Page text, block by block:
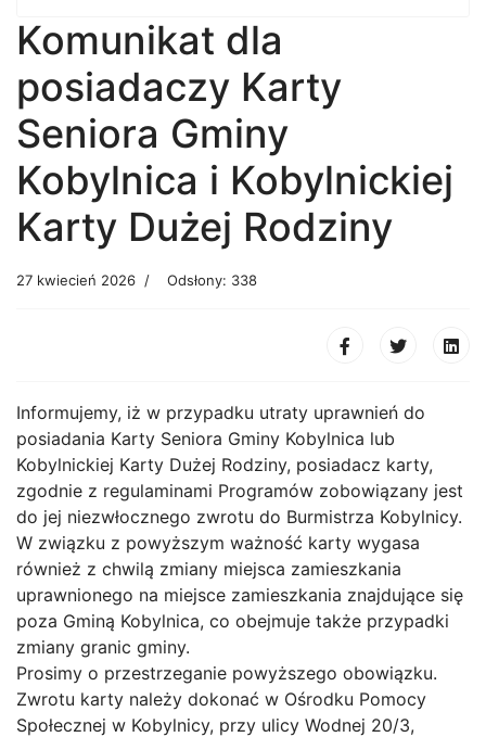
Komunikat dla
posiadaczy Karty
Seniora Gminy
Kobylnica i Kobylnickiej
Karty Dużej Rodziny
27 kwiecień 2026 Odsłony: 338
Informujemy, iż w przypadku utraty uprawnień do
posiadania Karty Seniora Gminy Kobylnica lub
Kobylnickiej Karty Dużej Rodziny, posiadacz karty,
zgodnie z regulaminami Programów zobowiązany jest
do jej niezwłocznego zwrotu do Burmistrza Kobylnicy.
W związku z powyższym ważność karty wygasa
również z chwilą zmiany miejsca zamieszkania
uprawnionego na miejsce zamieszkania znajdujące się
poza Gminą Kobylnica, co obejmuje także przypadki
zmiany granic gminy.
Prosimy o przestrzeganie powyższego obowiązku.
Zwrotu karty należy dokonać w Ośrodku Pomocy
Społecznej w Kobylnicy, przy ulicy Wodnej 20/3,